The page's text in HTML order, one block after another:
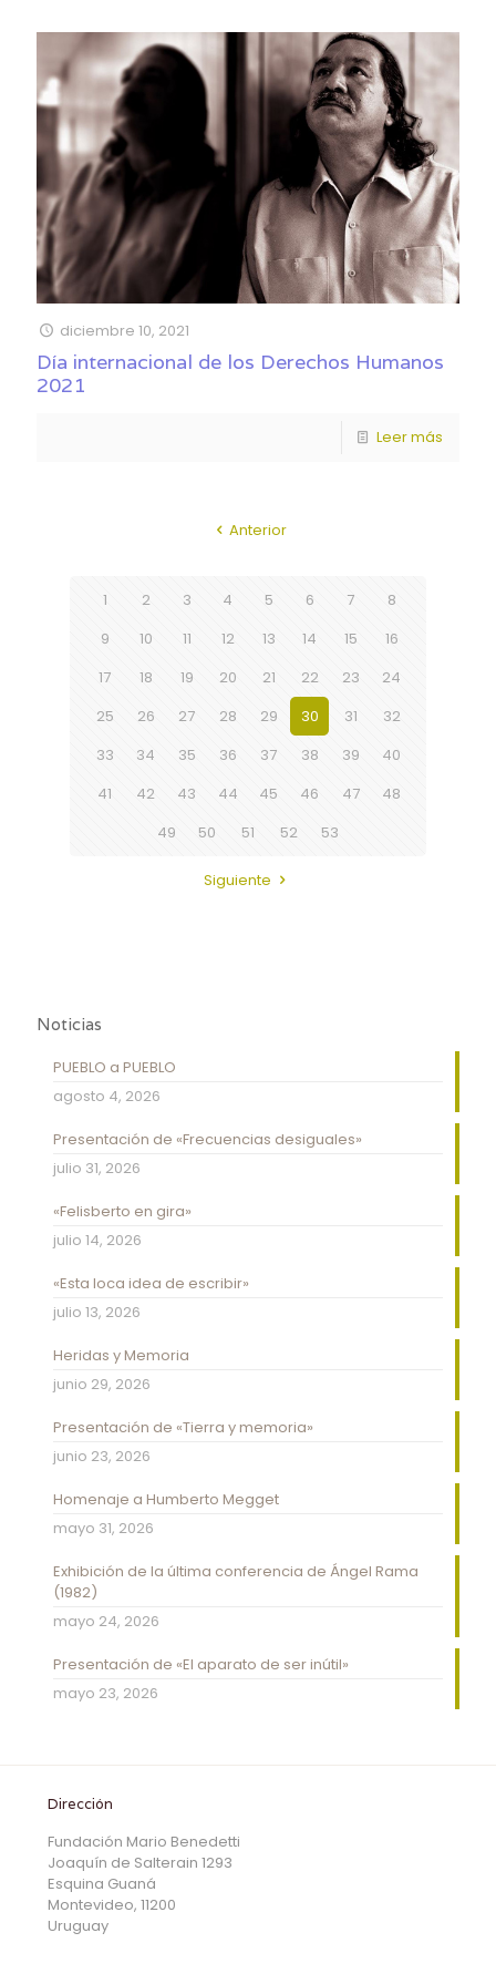
diciembre 10, 2021
Día internacional de los Derechos Humanos
2021
Leer más
Anterior
1 2 3 4 5 6 7
8
9
10 11 12 13 14 15
16
17
18 19 20 21 22 23
24
25
26 27 28 29 30 31
32
33
34 35 36 37 38 39
40
41
42 43 44 45 46 47
48
49
50 51 52 53
Siguiente
Noticias
PUEBLO a PUEBLO
agosto 4, 2026
Presentación de «Frecuencias desiguales»
julio 31, 2026
«Felisberto en gira»
julio 14, 2026
«Esta loca idea de escribir»
julio 13, 2026
Heridas y Memoria
junio 29, 2026
Presentación de «Tierra y memoria»
junio 23, 2026
Homenaje a Humberto Megget
mayo 31, 2026
Exhibición de la última conferencia de Ángel Rama
(1982)
mayo 24, 2026
Presentación de «El aparato de ser inútil»
mayo 23, 2026
Dirección
Fundación Mario Benedetti
Joaquín de Salterain 1293
Esquina Guaná
Montevideo, 11200
Uruguay